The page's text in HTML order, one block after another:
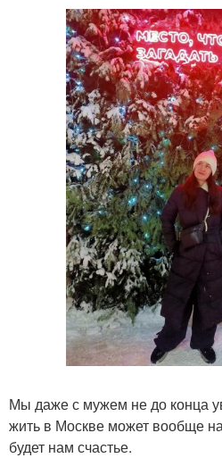
Мы даже с мужем не до конца
жить в Москве может вообще
будет нам счастье.